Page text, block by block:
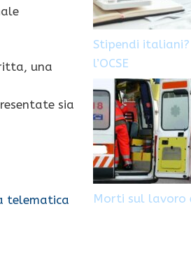
una
sia
telematica
Stipendi
l’OCSE
Morti sul lavoro